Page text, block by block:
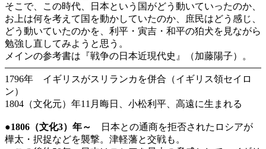
そこで、この時代、日本という国がどう動いていったのか、
お上は何を考えて国を動かしていたのか、庶民はどう感じ、
どう動いていたのかを、利平・寅吉・和平の狛犬を見ながら
勉強し直してみようと思う。
メインの参考書は『戦争の日本近現代史』（加藤陽子）。
1796年 イギリスがスリランカを併合（イギリス領セイロ
ン）
1804（文化元）年11月晦日、小松利平、高遠に生まれる
●1806（文化3）年～
日本との通商を拒否されたロシアが
樺太・択捉などを襲撃。津軽藩と交戦も。